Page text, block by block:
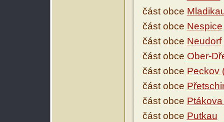
část obce
část obce Nespice
část obce Neudorf
část obce Ober-
část obce Peckov
část obce
část obce
část obce Putkau